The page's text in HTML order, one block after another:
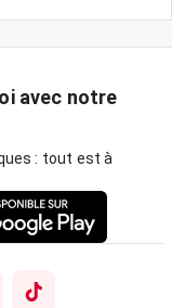
avec notre
: tout est à